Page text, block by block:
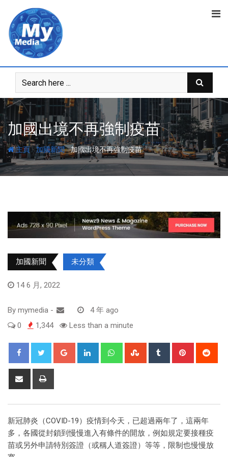
加國出境不再強制疫苗
主頁-加國新聞-加國出境不再強制疫苗
加國新聞 未分類
14 6 月, 2022
By mymedia -
4 年 ago
0
1,344 Less than a minute
新冠肺炎（COVID-19）疫情到今天，已超過兩年了，這兩年
多，各國從封鎖到慢慢進入有條件的開放，例如規定要接種疫
苗或另外申請特別簽證（或稱人道簽證）等等，限制也慢慢放